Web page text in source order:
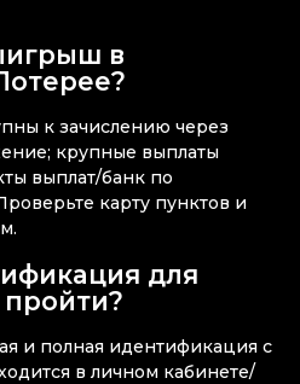
в
к зачислению через
крупные выплаты
выплат/банк по
карту пунктов и
для
и полная идентификация с
в личном кабинете/